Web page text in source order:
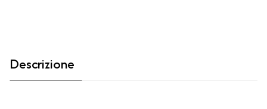
Descrizione